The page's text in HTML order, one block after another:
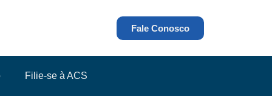
Fale Conosco
Filie-se à ACS